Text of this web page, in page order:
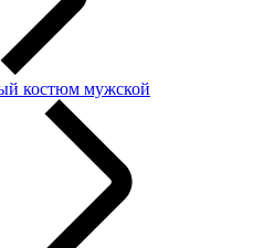
костюм мужской